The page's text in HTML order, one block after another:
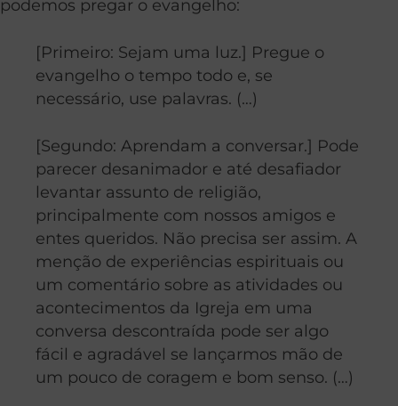
podemos pregar o evangelho:
[Primeiro: Sejam uma luz.] Pregue o
evangelho o tempo todo e, se
necessário, use palavras. (…)
[Segundo: Aprendam a conversar.] Pode
parecer desanimador e até desafiador
levantar assunto de religião,
principalmente com nossos amigos e
entes queridos. Não precisa ser assim. A
menção de experiências espirituais ou
um comentário sobre as atividades ou
acontecimentos da Igreja em uma
conversa descontraída pode ser algo
fácil e agradável se lançarmos mão de
um pouco de coragem e bom senso. (…)